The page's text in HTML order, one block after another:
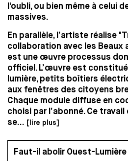
l'oubli, ou bien même à celui
massives.
En parallèle, l’artiste réalise
collaboration avec les Beaux
est une œuvre processus
officiel. L’œuvre est
lumière, petits boîtiers
aux fenêtres des citoyens
Chaque module diffuse en
choisi par l’abonné. Ce
se...
[lire plus]
Faut-il abolir Ouest-Lumière